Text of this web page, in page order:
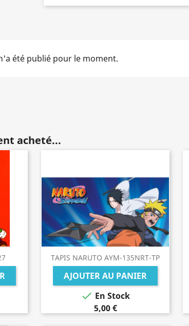
été publié pour le moment.
acheté...
TAPIS NARUTO AYM-135NRT-TP
AJOUTER AU PANIER
 En Stock
5,00 €